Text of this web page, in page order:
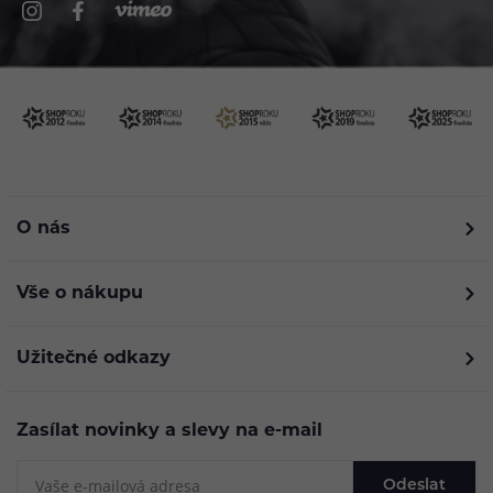
O nás
Vše o nákupu
Užitečné odkazy
Zasílat novinky a slevy na e-mail
Odeslat